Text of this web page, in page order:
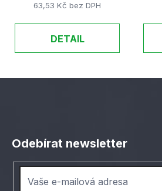
63,53 Kč bez DPH
DETAIL
Odebírat newsletter